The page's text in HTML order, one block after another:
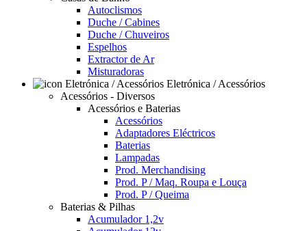
Autoclismos
Duche / Cabines
Duche / Chuveiros
Espelhos
Extractor de Ar
Misturadoras
Eletrónica / Acessórios
Acessórios - Diversos
Acessórios e Baterias
Acessórios
Adaptadores Eléctricos
Baterias
Lampadas
Prod. Merchandising
Prod. P / Maq. Roupa e Louça
Prod. P / Queima
Baterias & Pilhas
Acumulador 1,2v